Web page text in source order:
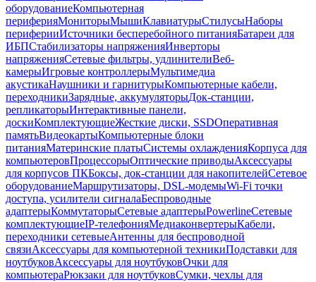
оборудованиеКомпьютерная
периферияМониторыМышиКлавиатурыСтилусыНаборы
периферииИсточники бесперебойного питанияБатареи для
ИБПСтабилизаторы напряженияИнверторы
напряженияСетевые фильтры, удлинителиВеб-
камерыИгровые контроллерыМультимедиа
акустикаНаушники и гарнитурыКомпьютерные кабели,
переходникиЗарядные, аккумуляторыДок-станции,
репликаторыИнтерактивные панели,
доскиКомплектующиеЖесткие диски, SSDОперативная
памятьВидеокартыКомпьютерные блоки
питанияМатеринские платыСистемы охлажденияКорпуса для
компьютеровПроцессорыОптические приводыАксессуары
для корпусов ПКБоксы, док-станции для накопителейСетевое
оборудованиеМаршрутизаторы, DSL-модемыWi-Fi точки
доступа, усилители сигналаБеспроводные
адаптерыКоммутаторыСетевые адаптерыPowerlineСетевые
комплектующиеIP-телефонияМедиаконвертерыКабели,
переходники сетевыеАнтенны для беспроводной
связиАксессуары для компьютерной техникиПодставки для
ноутбуковАксессуары для ноутбуковОчки для
компьютераРюкзаки для ноутбуковСумки, чехлы для